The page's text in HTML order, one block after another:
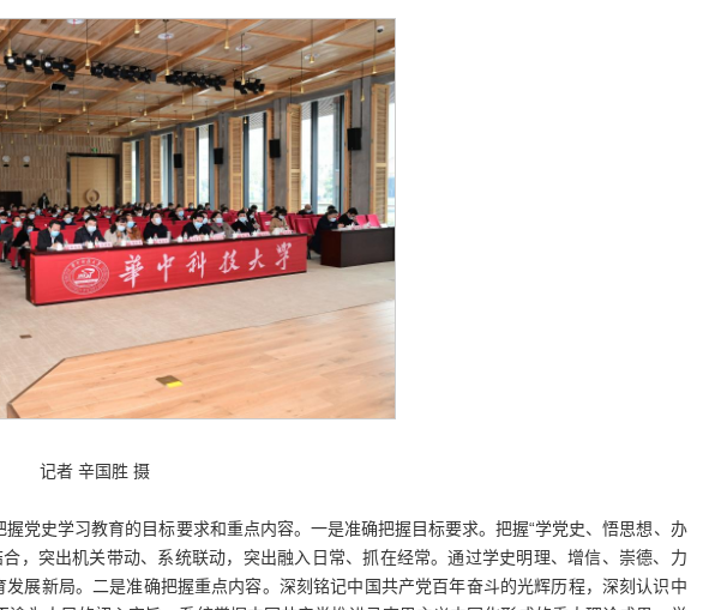
记者 辛国胜 摄
党史学习教育的目标要求和重点内容。一是准确把握目标要求。把握“学党史、悟思想、办
，突出机关带动、系统联动，突出融入日常、抓在经常。通过学史明理、增信、崇德、力
展新局。二是准确把握重点内容。深刻铭记中国共产党百年奋斗的光辉历程，深刻认识中